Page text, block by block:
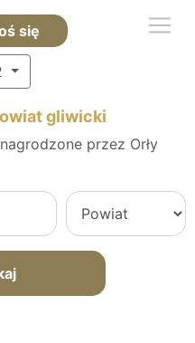
się
gliwicki
przez Orły